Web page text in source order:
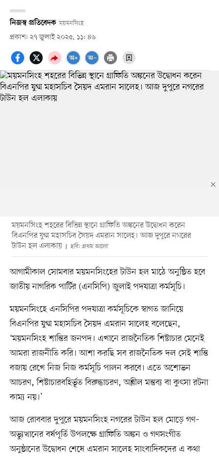
নিজস্ব প্রতিবেদক ময়মনসিংহ
প্রকাশ: ২৭ জুলাই ২০২৫, ১১: ৪৬
ময়মনসিংহ শহরের বিভিন্ন স্থানে গ্রাফিতি অঙ্কনের উদ্বোধন করেন
বিএনপির যুগ্ম মহাসচিব সৈয়দ এমরান সালেহ। আজ দুপুরে নগরের
টাউন হল এলাকায়
ছবি: প্রথম আলো
আগামীকাল সোমবার ময়মনসিংহের টাউন হল মাঠে অনুষ্ঠিত হবে
জাতীয় নাগরিক পার্টির (এনসিপি) জুলাই পদযাত্রা কর্মসূচি।
ময়মনসিংহে এনসিপির পদযাত্রা কর্মসূচিকে স্বাগত জানিয়ে
বিএনপির যুগ্ম মহাসচিব সৈয়দ এমরান সালেহ বলেছেন,
‘ময়মনসিংহ শান্তির জনপদ। এখানে রাজনৈতিক শিষ্টাচার মেনেই
আমরা রাজনীতি করি। আশা করছি সব রাজনৈতিক দল সেই শান্তি
বজায় রেখে নিজ নিজ কর্মসূচি পালন করবে। এতে অশোভন
আচরণ, শিষ্টাচারবহির্ভূত বিরুদ্ধাচরণ, অশ্লীল মন্তব্য বা কুৎসা রটনা
কাম্য নয়।’
আজ রোববার দুপুরে ময়মনসিংহ নগরের টাউন হল মোড়ে গণ–
অভ্যুত্থানের বর্ষপূর্তি উপলক্ষে গ্রাফিতি অঙ্কন ও গণসংগীত
অনুষ্ঠানের উদ্বোধন শেষে এমরান সালেহ সাংবাদিকদের এ কথা